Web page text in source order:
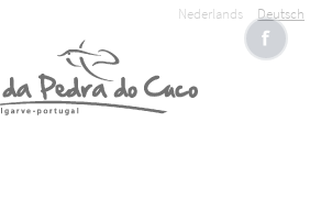
Nederlands Deutsch